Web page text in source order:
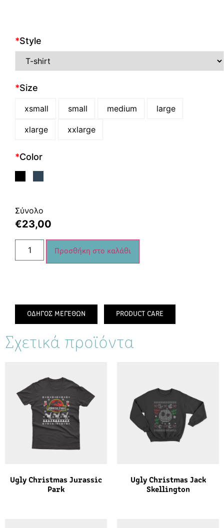
*Style
*Size
xsmall small medium large
xlarge xxlarge
*Color
Σύνολο
€23,00
Προσθήκη στο καλάθι
ΟΔΗΓΟΣ ΜΕΓΕΘΩΝ PRODUCT CARE
Σχετικά προϊόντα
Ugly Christmas Jurassic
Park
Ugly Christmas Jack
Skellington